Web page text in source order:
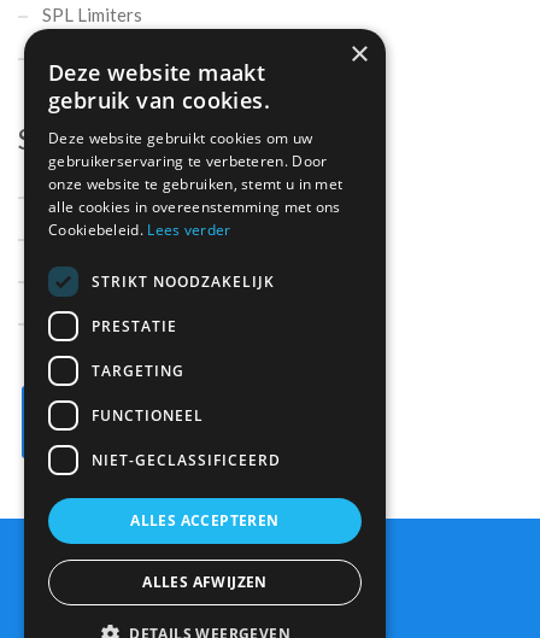
SPL Limiters
Support
Support
Contact
Parts
About us
Sitemap
Disclaimer/cookies
×
Deze website maakt
gebruik van cookies.
Deze website gebruikt cookies om uw
gebruikerservaring te verbeteren. Door
onze website te gebruiken, stemt u in met
alle cookies in overeenstemming met ons
Cookiebeleid. Lees verder
STRIKT NOODZAKELIJK
PRESTATIE
TARGETING
FUNCTIONEEL
NIET-GECLASSIFICEERD
ALLES ACCEPTEREN
ALLES AFWIJZEN
DETAILS WEERGEVEN